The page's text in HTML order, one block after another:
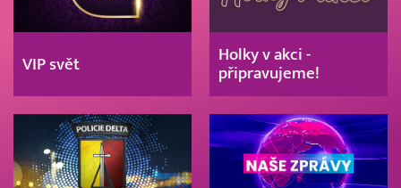
VIP svět
Holky v akci -
připravujeme!